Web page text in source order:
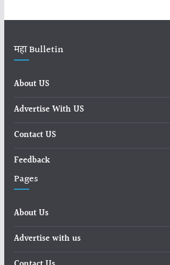
महा Bulletin
About US
Advertise With US
Contact US
Feedback
Pages
About Us
Advertise with us